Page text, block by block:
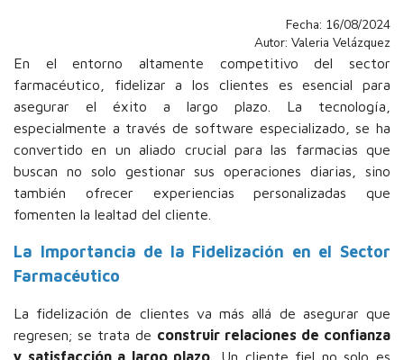
Fecha: 16/08/2024
Autor: Valeria Velázquez
En el entorno altamente competitivo del sector
farmacéutico, fidelizar a los clientes es esencial para
asegurar el éxito a largo plazo. La tecnología,
especialmente a través de software especializado, se ha
convertido en un aliado crucial para las farmacias que
buscan no solo gestionar sus operaciones diarias, sino
también ofrecer experiencias personalizadas que
fomenten la lealtad del cliente.
La Importancia de la Fidelización en el Sector
Farmacéutico
La fidelización de clientes va más allá de asegurar que
regresen; se trata de construir relaciones de confianza
y satisfacción a largo plazo. Un cliente fiel no solo es